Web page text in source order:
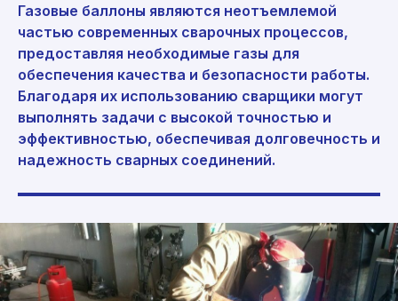
Газовые баллоны являются неотъемлемой
частью современных сварочных процессов,
предоставляя необходимые газы для
обеспечения качества и безопасности работы.
Благодаря их использованию сварщики могут
выполнять задачи с высокой точностью и
эффективностью, обеспечивая долговечность и
надежность сварных соединений.
Консультация и заказ:
8 (800) 555-65-59
8 (495) 225-54-25